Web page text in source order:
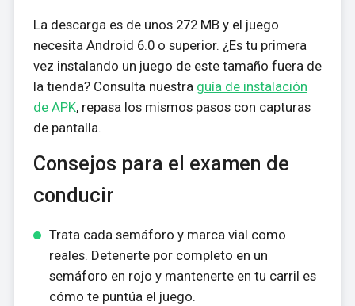
La descarga es de unos 272 MB y el juego
necesita Android 6.0 o superior. ¿Es tu primera
vez instalando un juego de este tamaño fuera de
la tienda? Consulta nuestra guía de instalación
de APK, repasa los mismos pasos con capturas
de pantalla.
Consejos para el examen de
conducir
Trata cada semáforo y marca vial como
reales. Detenerte por completo en un
semáforo en rojo y mantenerte en tu carril es
cómo te puntúa el juego.